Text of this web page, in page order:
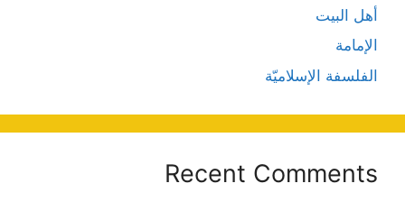
أهل البيت
الإمامة
الفلسفة الإسلاميّة
Recent Comments